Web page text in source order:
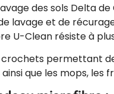
des sols Delta
lavage et de
U-Clean résiste à
permettant
que les mops, les